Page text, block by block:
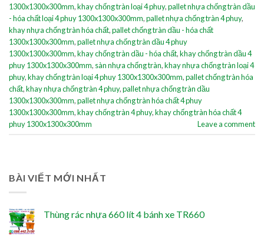
1300x1300x300mm,khay chống tràn loại 4 phuy,pallet nhựa chống tràn dầu
- hóa chất loại 4 phuy 1300x1300x300mm,pallet nhựa chống tràn 4 phuy,
khay nhựa chống tràn hóa chất,pallet chống tràn dầu - hóa chất
1300x1300x300mm,pallet nhựa chống tràn dầu 4 phuy
1300x1300x300mm,khay chống tràn dầu - hóa chất,khay chống tràn dầu 4
phuy 1300x1300x300mm, sàn nhựa chống tràn,khay nhựa chống tràn loại 4
phuy,khay chống tràn loại 4 phuy 1300x1300x300mm,pallet chống tràn hóa
chất,khay nhựa chống tràn 4 phuy,pallet nhựa chống tràn dầu
1300x1300x300mm,pallet nhựa chống tràn hóa chất 4 phuy
1300x1300x300mm,khay chống tràn 4 phuy,khay chống tràn hóa chất 4
phuy 1300x1300x300mm
Leave a comment
BÀI VIẾT MỚI NHẤT
Thùng rác nhựa 660 lít 4 bánh xe TR660